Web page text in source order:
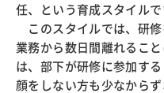
任、という育成スタイルで
このスタイルでは、研修
業務から数日間離れるこ
は、部下が研修に参加す
顔をしない方も少なから